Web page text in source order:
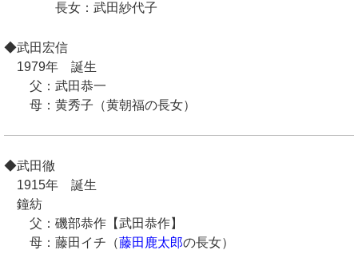
長女：武田紗代子
◆武田宏信
1979年 誕生
父：武田恭一
母：黄秀子（黄朝福の長女）
◆武田徹
1915年 誕生
鐘紡
父：磯部恭作【武田恭作】
母：藤田イチ（藤田鹿太郎の長女）